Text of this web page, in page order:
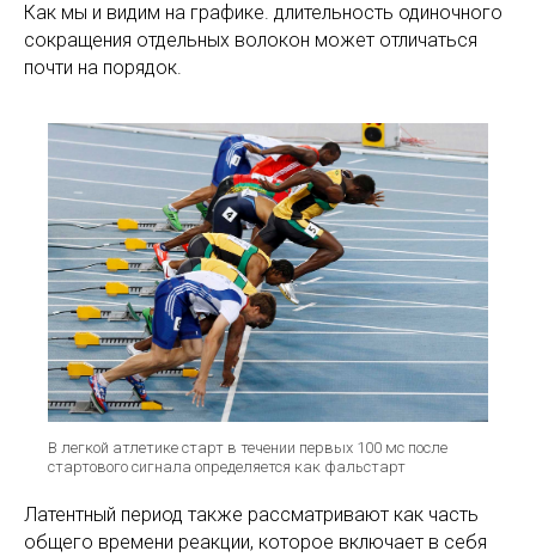
Как мы и видим на графике. длительность одиночного
сокращения отдельных волокон может отличаться
почти на порядок.
В легкой атлетике старт в течении первых 100 мс после
стартового сигнала определяется как фальстарт
Латентный период также рассматривают как часть
общего времени реакции, которое включает в себя